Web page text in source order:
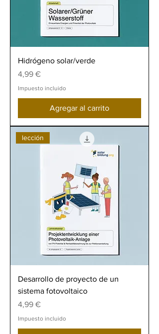
Hidrógeno solar/verde
Precio
4,99 €
Impuesto incluido
Agregar al carrito
lección
Desarrollo de proyecto de un
sistema fotovoltaico
Precio
4,99 €
Impuesto incluido